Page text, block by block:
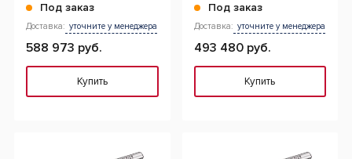
кареткой 75 мм.
Под заказ
Доставка: уточните у менеджера
588 973 руб.
Купить
кареткой 75 мм.
Под заказ
Доставка: уточните у менеджера
493 480 руб.
Купить